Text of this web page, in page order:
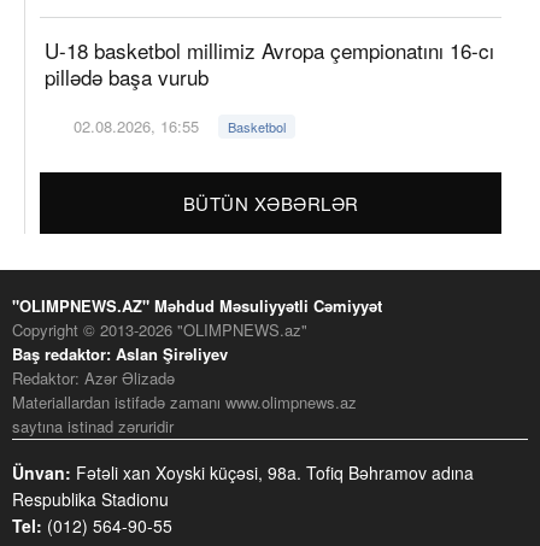
U-18 basketbol millimiz Avropa çempionatını 16-cı
pillədə başa vurub
02.08.2026, 16:55 Basketbol
BÜTÜN XƏBƏRLƏR
"OLIMPNEWS.AZ" Məhdud Məsuliyyətli Cəmiyyət
Copyright © 2013-2026 "OLIMPNEWS.az"
Baş redaktor: Aslan Şirəliyev
Redaktor: Azər Əlizadə
Materiallardan istifadə zamanı www.olimpnews.az
saytına istinad zəruridir
Ünvan: Fətəli xan Xoyski küçəsi, 98a. Tofiq Bəhramov adına
Respublika Stadionu
Tel: (012) 564-90-55